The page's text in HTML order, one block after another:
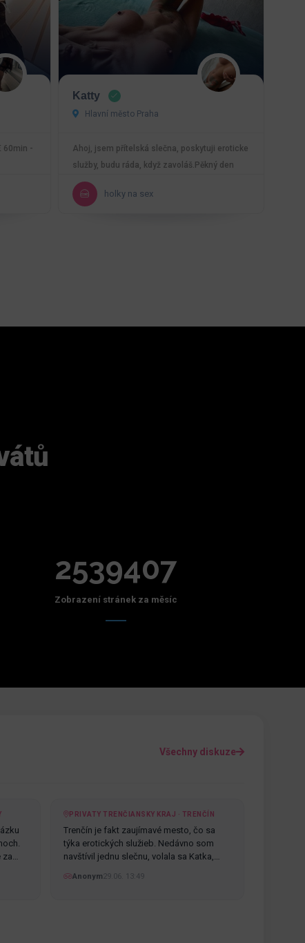
60min -
Katty
Hlavní město Praha
Ahoj, jsem přítelská slečna, poskytuji eroticke
služby, budu ráda, když zavoláš.Pěkný den
Katy. Pro…
holky na sex
2539407
Zobrazení stránek za měsíc
Všechny diskuze
PRIVATY TRENČIANSKY KRAJ · TRENČÍN
Trenčín je fakt zaujímavé mesto, čo sa
týka erotických služieb. Nedávno som
navštívil jednu slečnu, volala sa Katka,…
Anonym29.06. 13:49